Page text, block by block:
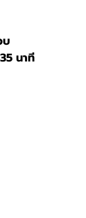
บ
นาที